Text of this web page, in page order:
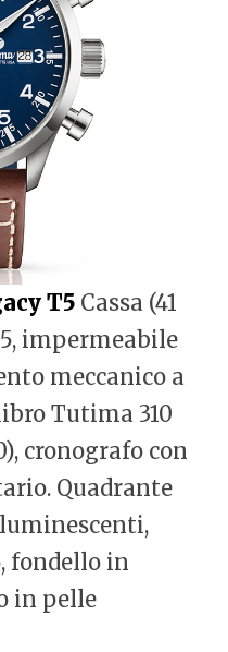
T5 Cassa (41
impermeabile
meccanico a
Tutima 310
cronografo con
Quadrante
fondello in
in pelle